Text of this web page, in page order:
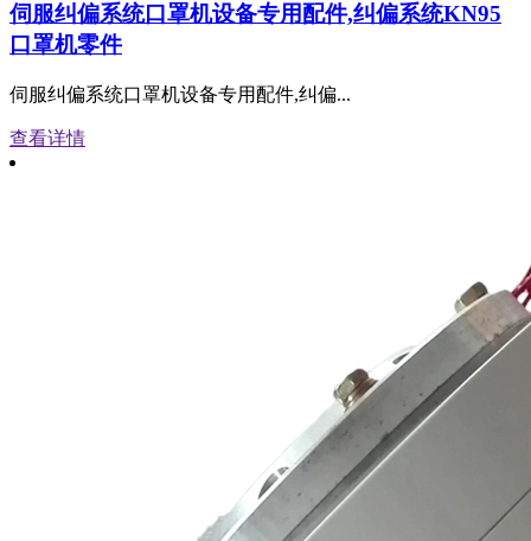
伺服纠偏系统口罩机设备专用配件,纠偏系统KN95
口罩机零件
伺服纠偏系统口罩机设备专用配件,纠偏...
查看详情